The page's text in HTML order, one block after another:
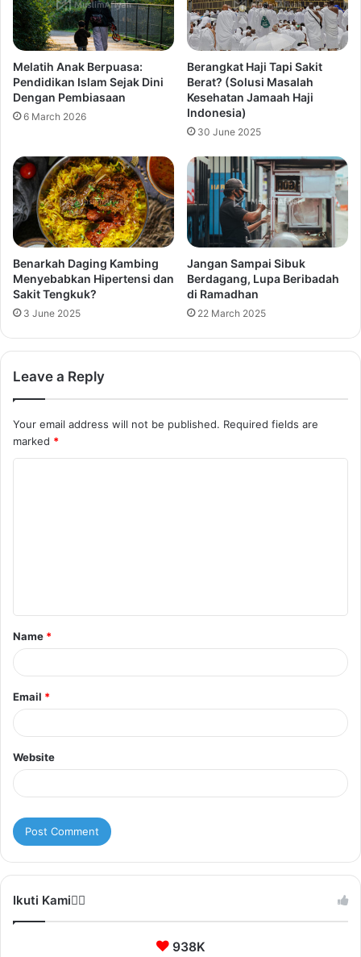
Melatih Anak Berpuasa:
Pendidikan Islam Sejak Dini
Dengan Pembiasaan
6 March 2026
Berangkat Haji Tapi Sakit
Berat? (Solusi Masalah
Kesehatan Jamaah Haji
Indonesia)
30 June 2025
Benarkah Daging Kambing
Menyebabkan Hipertensi dan
Sakit Tengkuk?
3 June 2025
Jangan Sampai Sibuk
Berdagang, Lupa Beribadah
di Ramadhan
22 March 2025
Leave a Reply
Your email address will not be published. Required fields are
marked *
t
*
Name *
Email *
Website
Ikuti Kami❤️‍🔥
938K